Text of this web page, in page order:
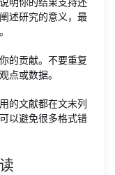
述研究的意义，最
的贡献。不要重复
点或数据。
的文献都在文末列
以避免很多格式错